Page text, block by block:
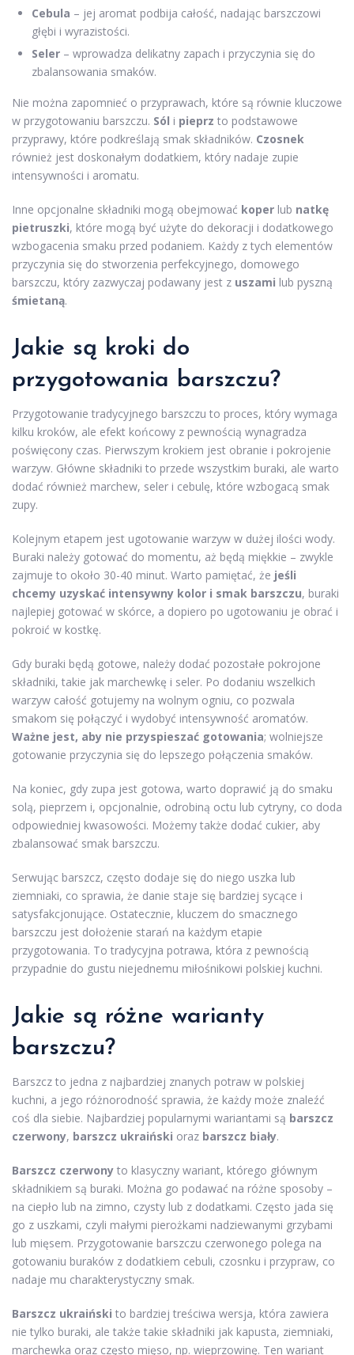
Cebula – jej aromat podbija całość, nadając barszczowi
głębi i wyrazistości.
Seler – wprowadza delikatny zapach i przyczynia się do
zbalansowania smaków.
Nie można zapomnieć o przyprawach, które są równie kluczowe
w przygotowaniu barszczu. Sól i pieprz to podstawowe
przyprawy, które podkreślają smak składników. Czosnek
również jest doskonałym dodatkiem, który nadaje zupie
intensywności i aromatu.
Inne opcjonalne składniki mogą obejmować koper lub natkę
pietruszki, które mogą być użyte do dekoracji i dodatkowego
wzbogacenia smaku przed podaniem. Każdy z tych elementów
przyczynia się do stworzenia perfekcyjnego, domowego
barszczu, który zazwyczaj podawany jest z uszami lub pyszną
śmietaną.
Jakie są kroki do
przygotowania barszczu?
Przygotowanie tradycyjnego barszczu to proces, który wymaga
kilku kroków, ale efekt końcowy z pewnością wynagradza
poświęcony czas. Pierwszym krokiem jest obranie i pokrojenie
warzyw. Główne składniki to przede wszystkim buraki, ale warto
dodać również marchew, seler i cebulę, które wzbogacą smak
zupy.
Kolejnym etapem jest ugotowanie warzyw w dużej ilości wody.
Buraki należy gotować do momentu, aż będą miękkie – zwykle
zajmuje to około 30-40 minut. Warto pamiętać, że jeśli
chcemy uzyskać intensywny kolor i smak barszczu, buraki
najlepiej gotować w skórce, a dopiero po ugotowaniu je obrać i
pokroić w kostkę.
Gdy buraki będą gotowe, należy dodać pozostałe pokrojone
składniki, takie jak marchewkę i seler. Po dodaniu wszelkich
warzyw całość gotujemy na wolnym ogniu, co pozwala
smakom się połączyć i wydobyć intensywność aromatów.
Ważne jest, aby nie przyspieszać gotowania; wolniejsze
gotowanie przyczynia się do lepszego połączenia smaków.
Na koniec, gdy zupa jest gotowa, warto doprawić ją do smaku
solą, pieprzem i, opcjonalnie, odrobiną octu lub cytryny, co doda
odpowiedniej kwasowości. Możemy także dodać cukier, aby
zbalansować smak barszczu.
Serwując barszcz, często dodaje się do niego uszka lub
ziemniaki, co sprawia, że danie staje się bardziej sycące i
satysfakcjonujące. Ostatecznie, kluczem do smacznego
barszczu jest dołożenie starań na każdym etapie
przygotowania. To tradycyjna potrawa, która z pewnością
przypadnie do gustu niejednemu miłośnikowi polskiej kuchni.
Jakie są różne warianty
barszczu?
Barszcz to jedna z najbardziej znanych potraw w polskiej
kuchni, a jego różnorodność sprawia, że każdy może znaleźć
coś dla siebie. Najbardziej popularnymi wariantami są barszcz
czerwony, barszcz ukraiński oraz barszcz biały.
Barszcz czerwony to klasyczny wariant, którego głównym
składnikiem są buraki. Można go podawać na różne sposoby –
na ciepło lub na zimno, czysty lub z dodatkami. Często jada się
go z uszkami, czyli małymi pierożkami nadziewanymi grzybami
lub mięsem. Przygotowanie barszczu czerwonego polega na
gotowaniu buraków z dodatkiem cebuli, czosnku i przypraw, co
nadaje mu charakterystyczny smak.
Barszcz ukraiński to bardziej treściwa wersja, która zawiera
nie tylko buraki, ale także takie składniki jak kapusta, ziemniaki,
marchewka oraz często mięso, np. wieprzowinę. Ten wariant